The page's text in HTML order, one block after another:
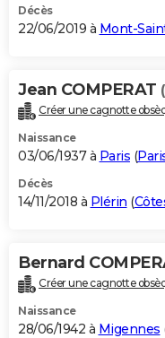
Décès
22/06/2019 à Mont-
Jean COMPERAT
Créer une cagnotte
Naissance
03/06/1937 à Paris (
Décès
14/11/2018 à Plérin (
Bernard
Créer une cagnotte
Naissance
28/06/1942 à Migennes